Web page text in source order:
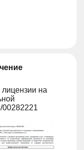
лицензии на
00282221